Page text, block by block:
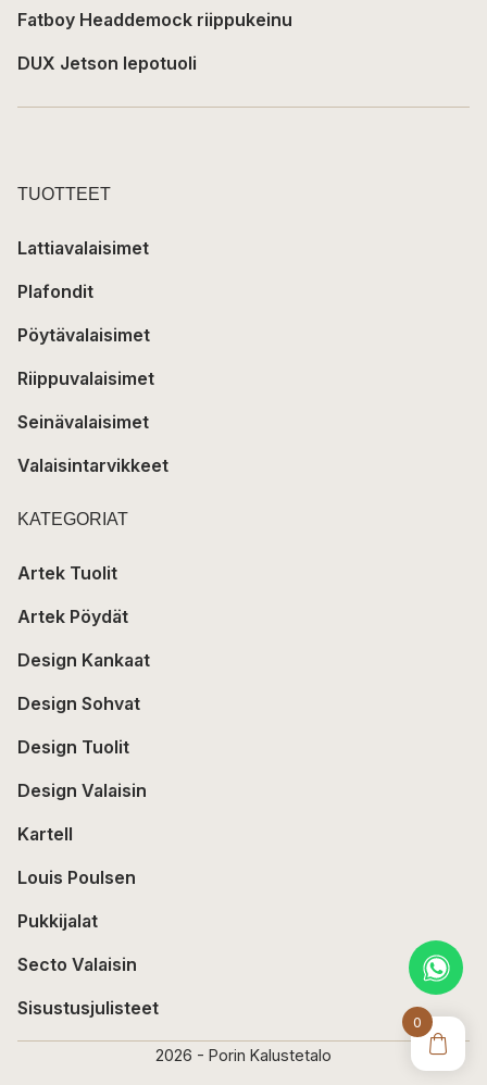
0
Fatboy Headdemock riippukeinu
DUX Jetson lepotuoli
TUOTTEET
Lattiavalaisimet
Plafondit
Pöytävalaisimet
Riippuvalaisimet
Seinävalaisimet
Valaisintarvikkeet
KATEGORIAT
Artek Tuolit
Artek Pöydät
Design Kankaat
Design Sohvat
Design Tuolit
Design Valaisin
Kartell
Louis Poulsen
Pukkijalat
Secto Valaisin
Sisustusjulisteet
2026 - Porin Kalustetalo